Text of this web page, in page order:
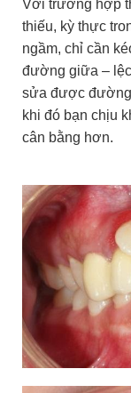
Với trường hợp
thiếu, kỳ thực
ngầm, chỉ cần
đường giữa –
sửa được đường
khi đó bạn chịu
cân bằng hơn.